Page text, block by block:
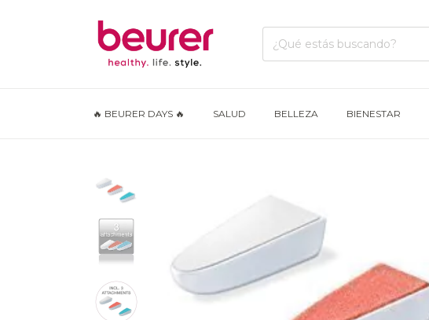
🔥 BEURER DAYS 🔥 SALUD BELLEZA BIENESTAR